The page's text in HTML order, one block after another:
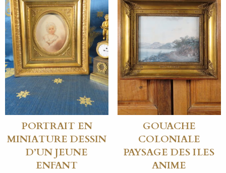
PORTRAIT EN
MINIATURE DESSIN
D’UN JEUNE
ENFANT
GOUACHE
COLONIALE
PAYSAGE DES ILES
ANIME